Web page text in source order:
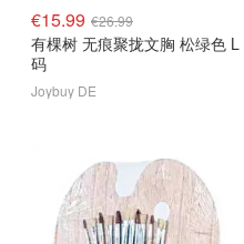
€15.99 €26.99
有棵树 无痕聚拢文胸 松绿色 L
码
Joybuy DE